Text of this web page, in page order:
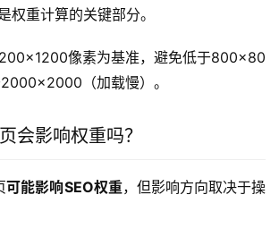
重计算的关键部分。
像素为基准，避免低于800×80
（加载慢）。
会影响权重吗？
可能影响SEO权重，但影响方向取决于操